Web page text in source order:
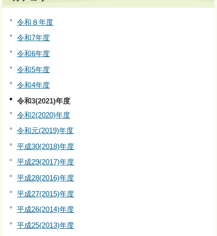
令和８年度
令和7年度
令和6年度
令和5年度
令和4年度
令和3(2021)年度
令和2(2020)年度
令和元(2019)年度
平成30(2018)年度
平成29(2017)年度
平成28(2016)年度
平成27(2015)年度
平成26(2014)年度
平成25(2013)年度